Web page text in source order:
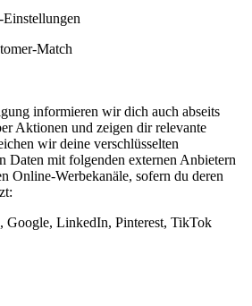
Match
informieren wir dich auch abseits
Aktionen und zeigen dir relevante
wir deine verschlüsselten
Daten mit folgenden externen Anbietern
Online-Werbekanäle, sofern du deren
Google, LinkedIn, Pinterest, TikTok